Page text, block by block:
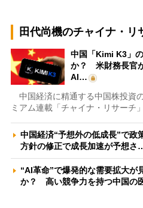
田代尚機のチャイナ・リ
中国「Kimi K3」
か？ 米財務長官
AI…
中国経済に精通する中国株投資
ミアム連載「チャイナ・リサーチ
中国経済“予想外の低成長”で
方針の修正で成長加速が予想さ
“AI革命”で爆発的な需要拡大が
か？ 高い競争力を持つ中国の